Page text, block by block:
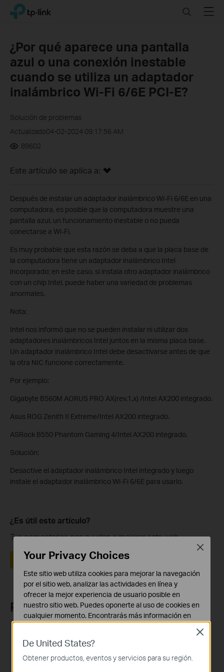
Click
navigation
TP-Link, Reliably Smart SearchMenu
¿Por qué aparece una pantalla
azul o una conexión inestable
cuando se utiliza un adaptador
inalámbrico Wi-Fi 6/6E PCI-E?
Solución de problemas
Actualizado04-02-2024 09:17:56 AM
89602
Este artículo se aplica a:
Después de instalar un adaptador inalámbrico Wi-Fi 6/6E en una
computadora, es posible que la computadora muestre una
pantalla azul, un funcionamiento inestable o no pueda
conectarse a Wi-Fi.
Es muy probable que esta razón se deba a que la placa base de
la computadora tiene un adaptador inalámbrico Intel
incorporado; en este caso, si instala otro adaptador inalámbrico
con un chip Intel, puede haber una variedad de problemas
anormales.
Nota:
Intel nos informó que no se pueden instalar ni utilizar dos
adaptadores inalámbricos Intel juntos en la misma placa base.
Un adaptador inalámbrico Intel debe desactivarse antes de que
la otra NIC funcione correctamente.
Por ejemplo:
Gigabyte B560M AORUS PRO AX(rev.1.x) /Intel AX200 integrado.
Asus ROG Zenith II Extreme/Intel AX200 integrado.
ASRock B550 Phantom Gaming 4/Intel AX200 integrado.
Solución:
Desactive el adaptador inalámbrico Intel integrado y luego
instale el adaptador inalámbrico Wi-Fi 6/6E para usarlo.
¿Es útil este artículo?
Tus comentarios nos ayudan a mejorar esta web.
Sí No
Productos recomendados
De United States?
Obtener productos, eventos y servicios para su región.
Close
Your Privacy Choices
Este sitio web utiliza cookies para mejorar la navegación
por el sitio web, analizar las actividades en línea y
ofrecer la mejor experiencia de usuario posible en
nuestro sitio web. Puedes oponerte al uso de cookies en
cualquier momento. Encontrarás más información en
Cookies Básicas
Estas cookies son necesarias para el funcionamiento
del sitio web y no pueden desactivarse en tu sistema.
Close